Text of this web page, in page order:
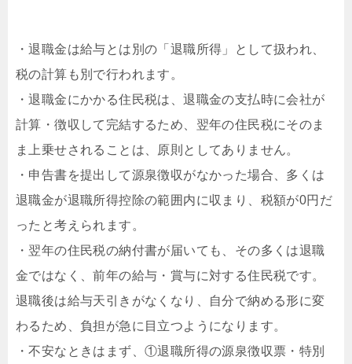
・退職金は給与とは別の「退職所得」として扱われ、
税の計算も別で行われます。
・退職金にかかる住民税は、退職金の支払時に会社が
計算・徴収して完結するため、翌年の住民税にそのま
ま上乗せされることは、原則としてありません。
・申告書を提出して源泉徴収がなかった場合、多くは
退職金が退職所得控除の範囲内に収まり、税額が0円だ
ったと考えられます。
・翌年の住民税の納付書が届いても、その多くは退職
金ではなく、前年の給与・賞与に対する住民税です。
退職後は給与天引きがなくなり、自分で納める形に変
わるため、負担が急に目立つようになります。
・不安なときはまず、①退職所得の源泉徴収票・特別